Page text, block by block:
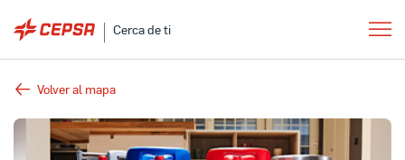
Cerca de ti
Volver al mapa